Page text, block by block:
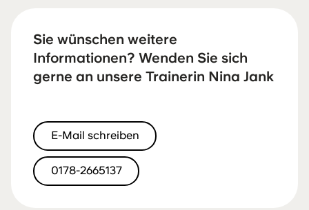
Sie wünschen weitere
Informationen? Wenden Sie sich
gerne an unsere Trainerin Nina Jank
E-Mail schreiben
0178-2665137